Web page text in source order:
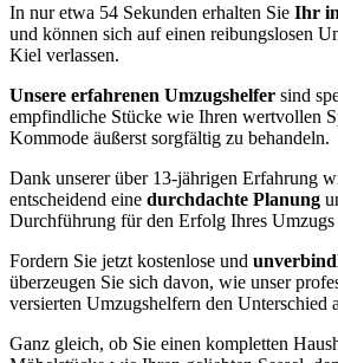
In nur etwa 54 Sekunden erhalten Sie Ihr
und können sich auf einen reibungslosen
Kiel verlassen.
Unsere erfahrenen Umzugshelfer sind
empfindliche Stücke wie Ihren wertvollen
Kommode äußerst sorgfältig zu behandeln.
Dank unserer über 13-jährigen Erfahrung
entscheidend eine durchdachte Planung
Durchführung für den Erfolg Ihres Umzugs
Fordern Sie jetzt kostenlose und
überzeugen Sie sich davon, wie unser
versierten Umzugshelfern den Unterschied
Ganz gleich, ob Sie einen kompletten